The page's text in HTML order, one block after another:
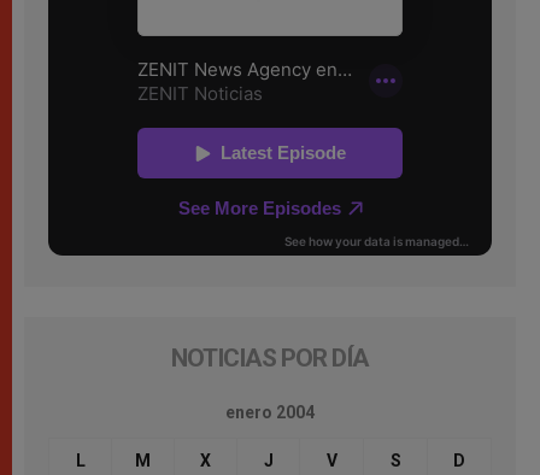
NOTICIAS POR DÍA
enero 2004
L M X J V S D